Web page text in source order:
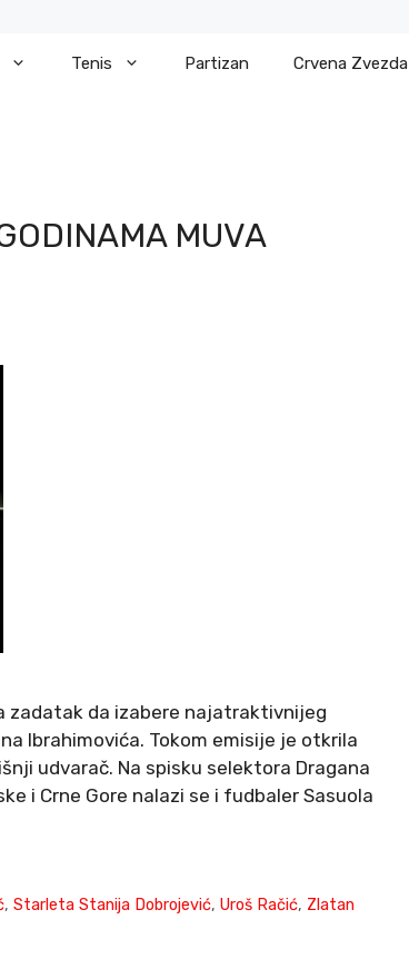
Tenis Partizan Crvena Zvezda
MUVA
zadatak da izabere najatraktivnijeg
Ibrahimovića. Tokom emisije je otkrila
udvarač. Na spisku selektora Dragana
i Crne Gore nalazi se i fudbaler Sasuola
,Starleta Stanija Dobrojević,Uroš Račić, Zlatan